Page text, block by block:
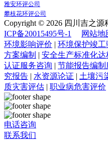
雅安环评公司
攀枝花环评公司
Copyright © 2026 四川吉之
ICP备20015495号-1
网站地
环境影响评价 | 环境保护竣工
方案编制 | 安全生产标准化达
认证服务咨询 | 节能报告编制
究报告 | 水资源论证 | 土壤污
质灾害评估 | 职业病危害评价
电话咨询
联系我们